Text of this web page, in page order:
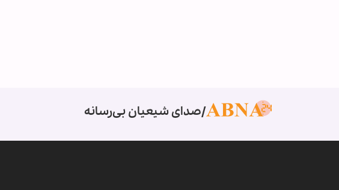
صدای شیعیان بی‌رسانه